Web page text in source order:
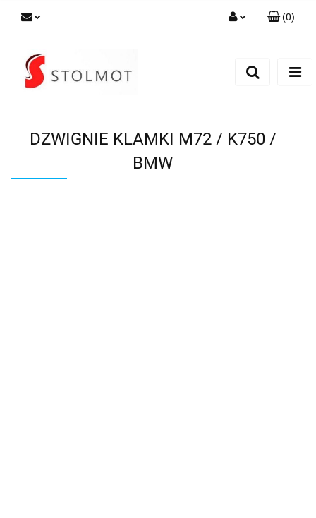
(0)
DZWIGNIE KLAMKI M72 / K750 /
BMW